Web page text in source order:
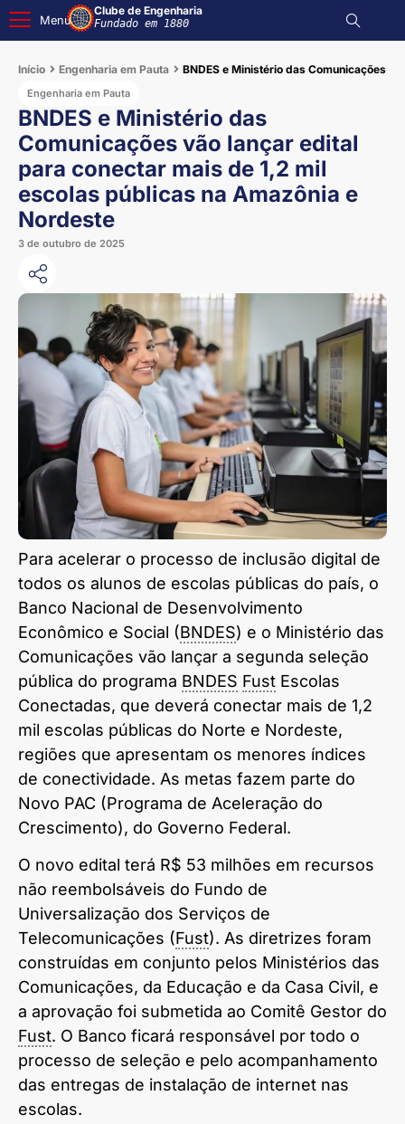
Menu
Clube de Engenharia
Fundado em 1880
Início Engenharia em Pauta BNDES e Ministério das Comunicações
Engenharia em Pauta
BNDES e Ministério das
Comunicações vão lançar edital
para conectar mais de 1,2 mil
escolas públicas na Amazônia e
Nordeste
3 de outubro de 2025
Para acelerar o processo de inclusão digital de
todos os alunos de escolas públicas do país, o
Banco Nacional de Desenvolvimento
Econômico e Social (BNDES) e o Ministério das
Comunicações vão lançar a segunda seleção
pública do programa BNDES Fust Escolas
Conectadas, que deverá conectar mais de 1,2
mil escolas públicas do Norte e Nordeste,
regiões que apresentam os menores índices
de conectividade. As metas fazem parte do
Novo PAC (Programa de Aceleração do
Crescimento), do Governo Federal.
O novo edital terá R$ 53 milhões em recursos
não reembolsáveis do Fundo de
Universalização dos Serviços de
Telecomunicações (Fust). As diretrizes foram
construídas em conjunto pelos Ministérios das
Comunicações, da Educação e da Casa Civil, e
a aprovação foi submetida ao Comitê Gestor do
Fust. O Banco ficará responsável por todo o
processo de seleção e pelo acompanhamento
das entregas de instalação de internet nas
escolas.